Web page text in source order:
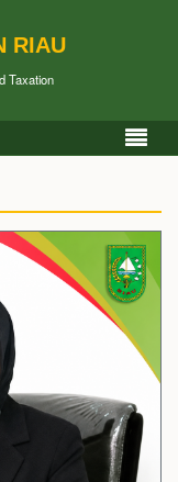
RIAU
Taxation